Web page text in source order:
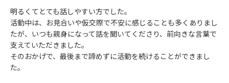
明るくてとても話しやすい方でした。
活動中は、お見合いや仮交際で不安に感じることも多くありまし
たが、いつも親身になって話を聞いてくださり、前向きな言葉で
支えていただきました。
そのおかげで、最後まで諦めずに活動を続けることができまし
た。